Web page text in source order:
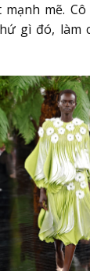
mẽ.
gì đó, làm